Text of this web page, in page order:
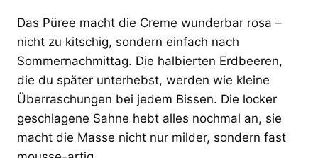
Das Püree macht die Creme wunderbar rosa –
nicht zu kitschig, sondern einfach nach
Sommernachmittag. Die halbierten Erdbeeren,
die du später unterhebst, werden wie kleine
Überraschungen bei jedem Bissen. Die locker
geschlagene Sahne hebt alles nochmal an, sie
macht die Masse nicht nur milder, sondern fast